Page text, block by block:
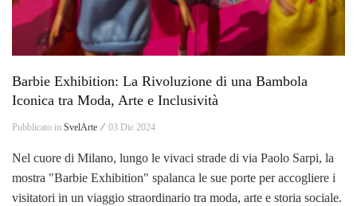
Barbie Exhibition: La Rivoluzione di una Bambola
Iconica tra Moda, Arte e Inclusività
Pubblicato in SvelArte ⁄ 03 Dic 2024
Nel cuore di Milano, lungo le vivaci strade di via Paolo Sarpi, la
mostra "Barbie Exhibition" spalanca le sue porte per accogliere i
visitatori in un viaggio straordinario tra moda, arte e storia sociale.